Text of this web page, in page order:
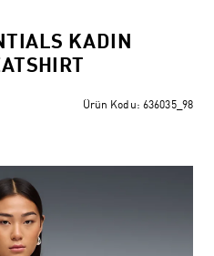
KADIN
Ürün Kodu: 636035_98